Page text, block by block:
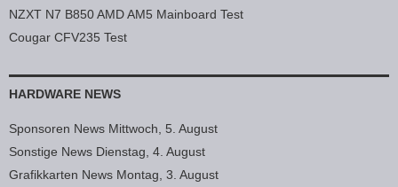
NZXT N7 B850 AMD AM5 Mainboard Test
Cougar CFV235 Test
HARDWARE NEWS
Sponsoren News Mittwoch, 5. August
Sonstige News Dienstag, 4. August
Grafikkarten News Montag, 3. August